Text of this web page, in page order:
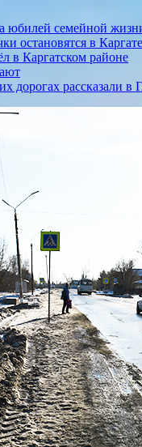
юбилей семейной
остановятся в Каргате
в Каргатском районе
дорогах рассказали в